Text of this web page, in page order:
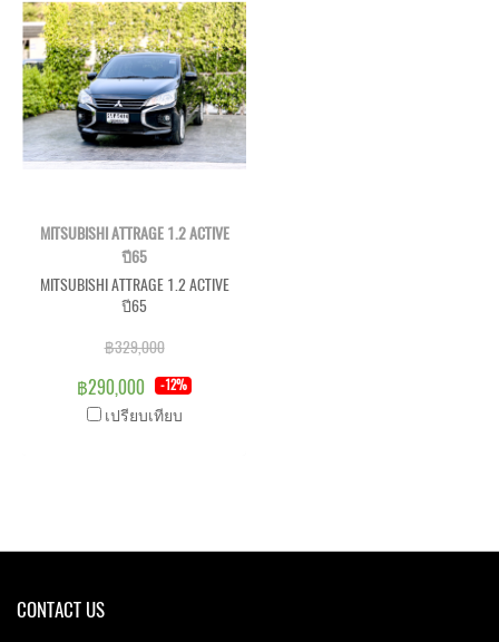
MITSUBISHI ATTRAGE 1.2 ACTIVE
ปี65
MITSUBISHI ATTRAGE 1.2 ACTIVE
ปี65
฿329,000
฿290,000 -12%
เปรียบเทียบ
CONTACT US